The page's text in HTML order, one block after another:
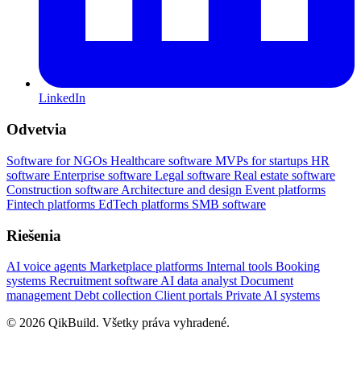
LinkedIn
Odvetvia
Software for NGOs Healthcare software MVPs for startups HR
software Enterprise software Legal software Real estate software
Construction software Architecture and design Event platforms
Fintech platforms EdTech platforms SMB software
Riešenia
AI voice agents Marketplace platforms Internal tools Booking
systems Recruitment software AI data analyst Document
management Debt collection Client portals Private AI systems
© 2026 QikBuild. Všetky práva vyhradené.